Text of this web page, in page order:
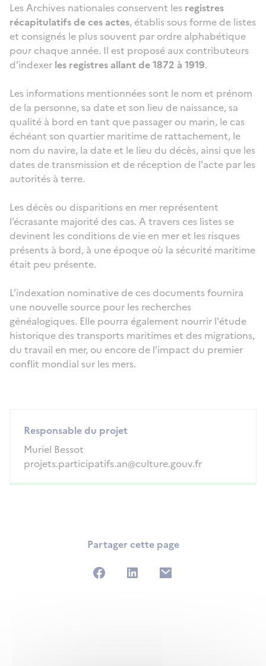
Les Archives nationales conservent les registres
récapitulatifs de ces actes, établis sous forme de listes
et consignés le plus souvent par ordre alphabétique
pour chaque année. Il est proposé aux contributeurs
d’indexer les registres allant de 1872 à 1919.
Les informations mentionnées sont le nom et prénom
de la personne, sa date et son lieu de naissance, sa
qualité à bord en tant que passager ou marin, le cas
échéant son quartier maritime de rattachement, le
nom du navire, la date et le lieu du décès, ainsi que les
dates de transmission et de réception de l'acte par les
autorités à terre.
Les décès ou disparitions en mer représentent
l’écrasante majorité des cas. A travers ces listes se
devinent les conditions de vie en mer et les risques
présents à bord, à une époque où la sécurité maritime
était peu présente.
L’indexation nominative de ces documents fournira
une nouvelle source pour les recherches
généalogiques. Elle pourra également nourrir l'étude
historique des transports maritimes et des migrations,
du travail en mer, ou encore de l’impact du premier
conflit mondial sur les mers.
Responsable du projet
Muriel Bessot
projets.participatifs.an@culture.gouv.fr
Partager cette page